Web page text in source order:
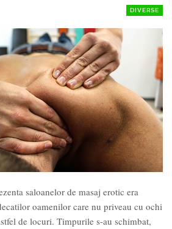
DIVERSE
saloanelor de masaj erotic era
oamenilor care nu priveau cu ochi
de locuri. Timpurile s-au schimbat,